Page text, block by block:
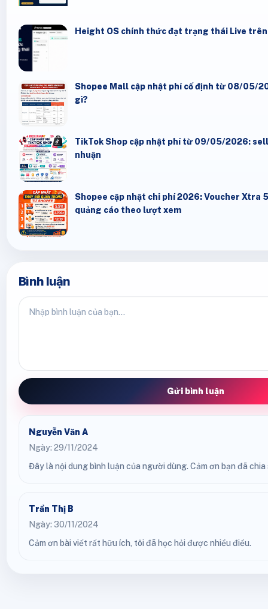
Height OS chính thức đạt trạng thái Live
Shopee Mall cập nhật phí cố định từ 08/05/
gì?
TikTok Shop cập nhật phí từ 09/05/2026:
nhuận
Shopee cập nhật chi phí 2026: Voucher Xtra
quảng cáo theo lượt xem
Bình luận
Gửi bình luận
Nguyễn Văn A
Ngày: 29/11/2024
Đây là nội dung bình luận của người dùng. Cảm ơn bạn đã chia
Trần Thị B
Ngày: 30/11/2024
Cảm ơn bài viết rất hữu ích, tôi đã học hỏi được nhiều điều.